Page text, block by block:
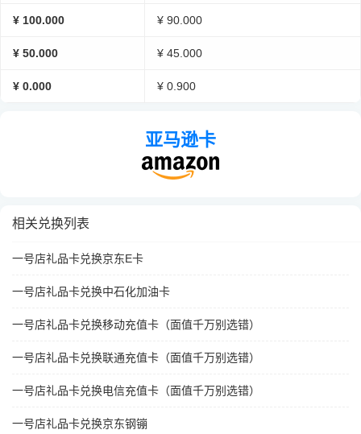
¥ 100.000 ¥ 90.000
¥ 50.000 ¥ 45.000
¥ 0.000 ¥ 0.900
亚马逊卡
相关兑换列表
一号店礼品卡兑换京东E卡
一号店礼品卡兑换中石化加油卡
一号店礼品卡兑换移动充值卡（面值千万别选错）
一号店礼品卡兑换联通充值卡（面值千万别选错）
一号店礼品卡兑换电信充值卡（面值千万别选错）
一号店礼品卡兑换京东钢镚